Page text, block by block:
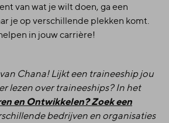
van wat je wilt doen, ga een
je op verschillende plekken komt.
in jouw carrière!
Chana! Lijkt een traineeship jou
lezen over traineeships? In het
en Ontwikkelen? Zoek een
bedrijven en organisaties